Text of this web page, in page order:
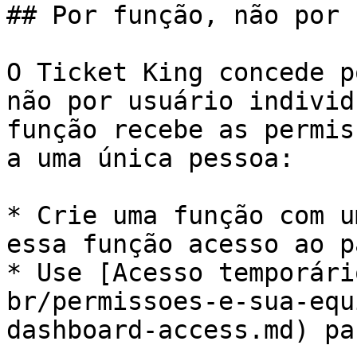
## Por função, não por
O Ticket King concede
não por usuário
função recebe as
a uma única pessoa:
* Crie uma função com
essa função acesso ao
* Use [Acesso
br/permissoes-e-sua-
dashboard-access.md)